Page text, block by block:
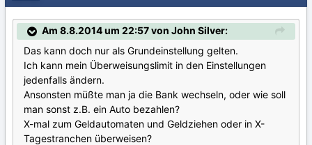
Am 8.8.2014 um 22:57 von John Silver:
Das kann doch nur als Grundeinstellung gelten.
Ich kann mein Überweisungslimit in den Einstellungen
jedenfalls ändern.
Ansonsten müßte man ja die Bank wechseln, oder wie soll
man sonst z.B. ein Auto bezahlen?
X-mal zum Geldautomaten und Geldziehen oder in X-
Tagestranchen überweisen?